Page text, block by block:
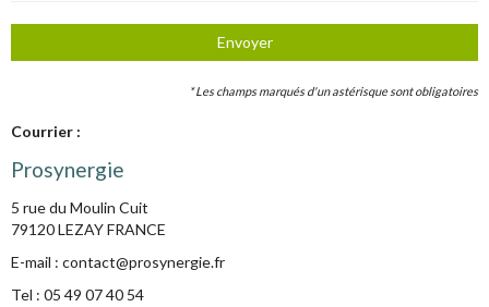
Envoyer
*Les champs marqués d'un astérisque sont obligatoires
Courrier :
Prosynergie
5 rue du Moulin Cuit
79120 LEZAY FRANCE
E-mail : contact@prosynergie.fr
Tel : 05 49 07 40 54